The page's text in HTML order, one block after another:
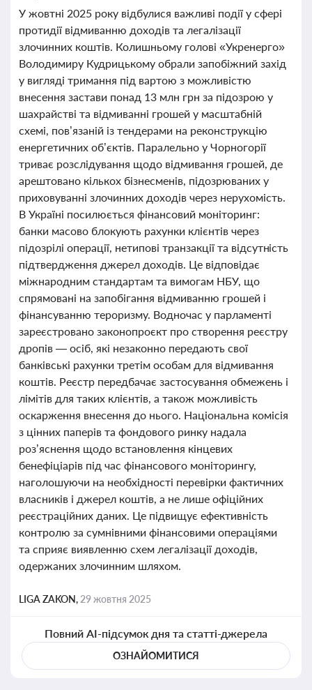
У жовтні 2025 року відбулися важливі події у сфері
протидії відмиванню доходів та легалізації
злочинних коштів. Колишньому голові «Укренерго»
Володимиру Кудрицькому обрали запобіжний захід
у вигляді тримання під вартою з можливістю
внесення застави понад 13 млн грн за підозрою у
шахрайстві та відмиванні грошей у масштабній
схемі, пов’язаній із тендерами на реконструкцію
енергетичних об’єктів. Паралельно у Чорногорії
триває розслідування щодо відмивання грошей, де
арештовано кількох бізнесменів, підозрюваних у
приховуванні злочинних доходів через нерухомість.
В Україні посилюється фінансовий моніторинг:
банки масово блокують рахунки клієнтів через
підозрілі операції, нетипові транзакції та відсутність
підтвердження джерел доходів. Це відповідає
міжнародним стандартам та вимогам НБУ, що
спрямовані на запобігання відмиванню грошей і
фінансуванню тероризму. Водночас у парламенті
зареєстровано законопроєкт про створення реєстру
дропів — осіб, які незаконно передають свої
банківські рахунки третім особам для відмивання
коштів. Реєстр передбачає застосування обмежень і
лімітів для таких клієнтів, а також можливість
оскарження внесення до нього. Національна комісія
з цінних паперів та фондового ринку надала
роз’яснення щодо встановлення кінцевих
бенефіціарів під час фінансового моніторингу,
наголошуючи на необхідності перевірки фактичних
власників і джерел коштів, а не лише офіційних
реєстраційних даних. Це підвищує ефективність
контролю за сумнівними фінансовими операціями
та сприяє виявленню схем легалізації доходів,
одержаних злочинним шляхом.
LIGA ZAKON, 29 жовтня 2025
Повний AI-підсумок дня та статті-джерела
ОЗНАЙОМИТИСЯ